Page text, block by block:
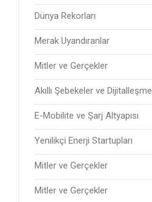
Dünya Rekorları
Merak Uyandıranlar
Mitler ve Gerçekler
Akıllı Şebekeler ve Dijitalleşme
E-Mobilite ve Şarj Altyapısı
Yenilikçi Enerji Startupları
Mitler ve Gerçekler
Mitler ve Gerçekler